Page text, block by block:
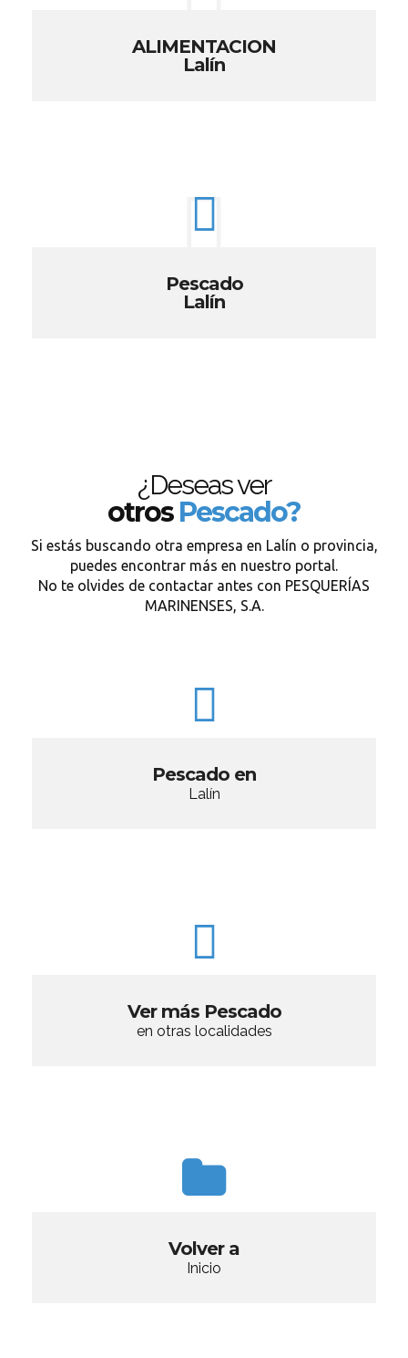
ALIMENTACION
Lalín
Pescado
Lalín
¿Deseas ver
otrosPescado?
Si estás buscando otra empresa en Lalín o provincia,
puedes encontrar más en nuestro portal.
No te olvides de contactar antes con PESQUERÍAS
MARINENSES, S.A.
Pescado en
Lalín
Ver más Pescado
en otras localidades
Volver a
Inicio